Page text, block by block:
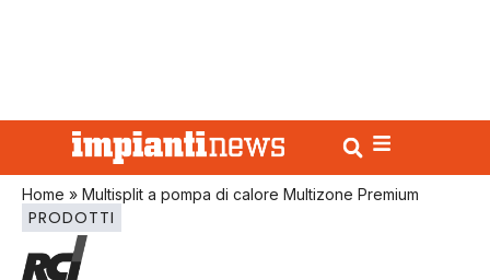
Home » Multisplit a pompa di calore Multizone Premium
PRODOTTI